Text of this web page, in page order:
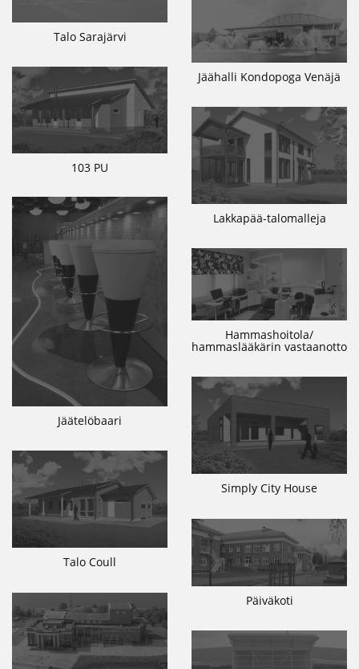
Talo Sarajärvi
Jäähalli Kondopoga Venäjä
103 PU
Lakkapää-talomalleja
Jäätelöbaari
Hammashoitola/
hammaslääkärin vastaanotto
Simply City House
Talo Coull
Päiväkoti